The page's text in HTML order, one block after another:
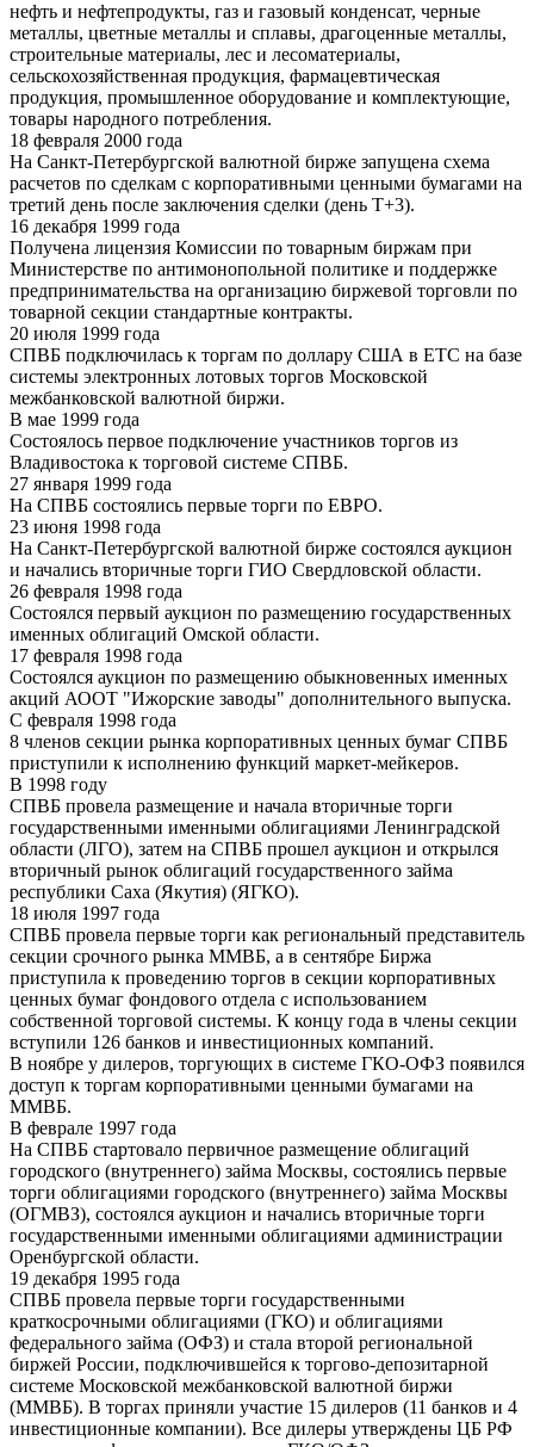
нефть и нефтепродукты, газ и газовый конденсат, черные
металлы, цветные металлы и сплавы, драгоценные металлы,
строительные материалы, лес и лесоматериалы,
сельскохозяйственная продукция, фармацевтическая
продукция, промышленное оборудование и комплектующие,
товары народного потребления.
18 февраля 2000 года
На Санкт-Петербургской валютной бирже запущена схема
расчетов по сделкам с корпоративными ценными бумагами на
третий день после заключения сделки (день Т+3).
16 декабря 1999 года
Получена лицензия Комиссии по товарным биржам при
Министерстве по антимонопольной политике и поддержке
предпринимательства на организацию биржевой торговли по
товарной секции стандартные контракты.
20 июля 1999 года
СПВБ подключилась к торгам по доллару США в ЕТС на базе
системы электронных лотовых торгов Московской
межбанковской валютной биржи.
В мае 1999 года
Состоялось первое подключение участников торгов из
Владивостока к торговой системе СПВБ.
27 января 1999 года
На СПВБ состоялись первые торги по ЕВРО.
23 июня 1998 года
На Санкт-Петербургской валютной бирже состоялся аукцион
и начались вторичные торги ГИО Свердловской области.
26 февраля 1998 года
Состоялся первый аукцион по размещению государственных
именных облигаций Омской области.
17 февраля 1998 года
Состоялся аукцион по размещению обыкновенных именных
акций АООТ "Ижорские заводы" дополнительного выпуска.
С февраля 1998 года
8 членов секции рынка корпоративных ценных бумаг СПВБ
приступили к исполнению функций маркет-мейкеров.
В 1998 году
СПВБ провела размещение и начала вторичные торги
государственными именными облигациями Ленинградской
области (ЛГО), затем на СПВБ прошел аукцион и открылся
вторичный рынок облигаций государственного займа
республики Саха (Якутия) (ЯГКО).
18 июля 1997 года
СПВБ провела первые торги как региональный представитель
секции срочного рынка ММВБ, а в сентябре Биржа
приступила к проведению торгов в секции корпоративных
ценных бумаг фондового отдела с использованием
собственной торговой системы. К концу года в члены секции
вступили 126 банков и инвестиционных компаний.
В ноябре у дилеров, торгующих в системе ГКО-ОФЗ появился
доступ к торгам корпоративными ценными бумагами на
ММВБ.
В феврале 1997 года
На СПВБ стартовало первичное размещение облигаций
городского (внутреннего) займа Москвы, состоялись первые
торги облигациями городского (внутреннего) займа Москвы
(ОГМВЗ), состоялся аукцион и начались вторичные торги
государственными именными облигациями администрации
Оренбургской области.
19 декабря 1995 года
СПВБ провела первые торги государственными
краткосрочными облигациями (ГКО) и облигациями
федерального займа (ОФЗ) и стала второй региональной
биржей России, подключившейся к торгово-депозитарной
системе Московской межбанковской валютной биржи
(ММВБ). В торгах приняли участие 15 дилеров (11 банков и 4
инвестиционные компании). Все дилеры утверждены ЦБ РФ